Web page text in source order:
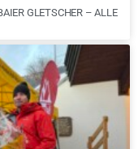
GLETSCHER – ALLE B